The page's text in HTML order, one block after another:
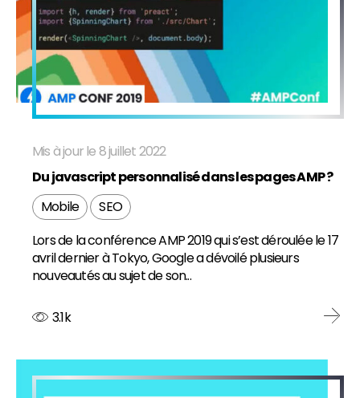
Mis à jour le 8 juillet 2022
Du javascript personnalisé dans les pages AMP ?
Mobile
SEO
Lors de la conférence AMP 2019 qui s’est déroulée le 17
avril dernier à Tokyo, Google a dévoilé plusieurs
nouveautés au sujet de son...
3.1k